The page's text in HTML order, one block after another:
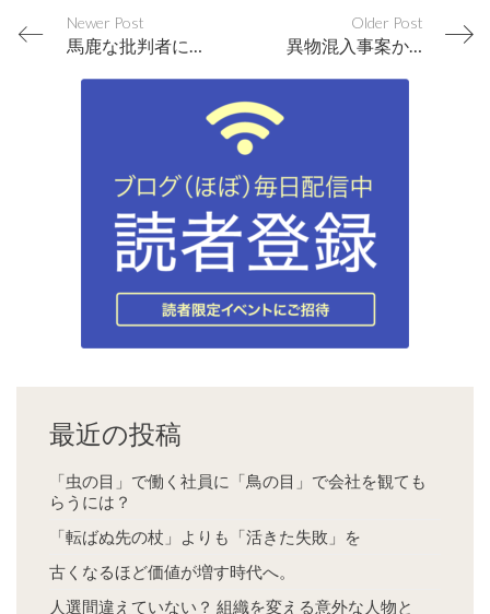
Newer Post Older Post
異物混入事案から見る、企業と顧客の関係性
最近の投稿
「虫の目」で働く社員に「鳥の目」で会社を観ても
らうには？
「転ばぬ先の杖」よりも「活きた失敗」を
古くなるほど価値が増す時代へ。
人選間違えていない？ 組織を変える意外な人物と